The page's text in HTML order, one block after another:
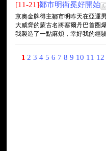
[11-21]鄒市明衞冕好開始
京奧金牌得主鄒市明昨天在亞運
大威脅的蒙古名將塞爾丹巴首圈
我製造了一點麻煩，幸好我的經
1 2 3 4 5 6 7 8 9 10 11 12